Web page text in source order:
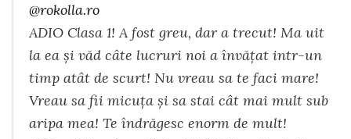
@rokolla.ro
ADIO Clasa 1! A fost greu, dar a trecut! Ma uit
la ea și văd câte lucruri noi a învățat intr-un
timp atât de scurt! Nu vreau sa te faci mare!
Vreau sa fii micuța și sa stai cât mai mult sub
aripa mea! Te îndrăgesc enorm de mult!